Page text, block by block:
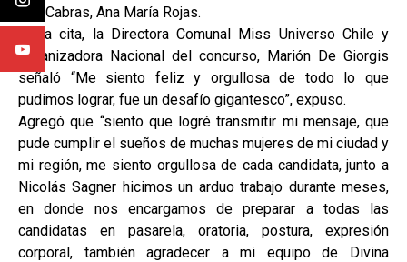
Las Cabras, Ana María Rojas.
En la cita, la Directora Comunal Miss Universo Chile y
Organizadora Nacional del concurso, Marión De Giorgis
señaló “Me siento feliz y orgullosa de todo lo que
pudimos lograr, fue un desafío gigantesco”, expuso.
Agregó que “siento que logré transmitir mi mensaje, que
pude cumplir el sueños de muchas mujeres de mi ciudad y
mi región, me siento orgullosa de cada candidata, junto a
Nicolás Sagner hicimos un arduo trabajo durante meses,
en donde nos encargamos de preparar a todas las
candidatas en pasarela, oratoria, postura, expresión
corporal, también agradecer a mi equipo de Divina